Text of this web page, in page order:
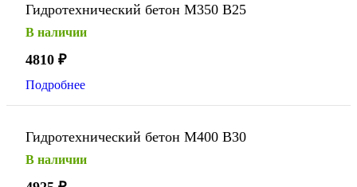
Гидротехнический бетон М350 В25
В наличии
4810 ₽
Подробнее
Гидротехнический бетон М400 В30
В наличии